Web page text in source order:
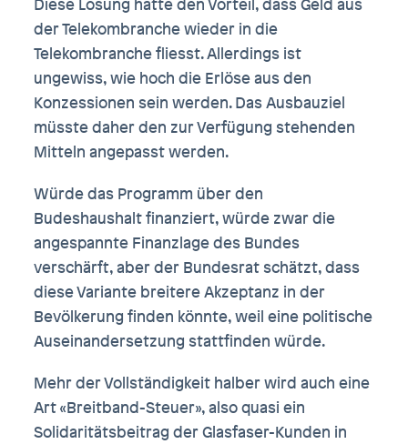
der Telekombranche wieder in die
Telekombranche fliesst. Allerdings ist
ungewiss, wie hoch die Erlöse aus den
Konzessionen sein werden. Das Ausbauziel
müsste daher den zur Verfügung stehenden
Mitteln angepasst werden.
Würde das Programm über den
Budeshaushalt finanziert, würde zwar die
angespannte Finanzlage des Bundes
verschärft, aber der Bundesrat schätzt, dass
diese Variante breitere Akzeptanz in der
Bevölkerung finden könnte, weil eine politische
Auseinandersetzung stattfinden würde.
Mehr der Vollständigkeit halber wird auch eine
Art «Breitband-Steuer», also quasi ein
Solidaritätsbeitrag der Glasfaser-Kunden in